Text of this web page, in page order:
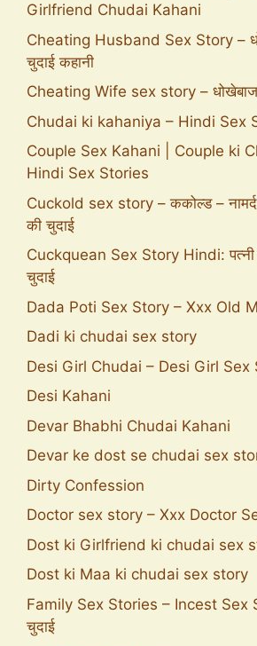
Girlfriend Chudai Kahani
Cheating Husband Sex Story –
चुदाई कहानी
Cheating Wife sex story – धोखेबाज
Chudai ki kahaniya – Hindi Sex
Couple Sex Kahani | Couple ki
Hindi Sex Stories
Cuckold sex story – ककोल्ड – नामर्द
की चुदाई
Cuckquean Sex Story Hindi: पत्नी
चुदाई
Dada Poti Sex Story – Xxx Old
Dadi ki chudai sex story
Desi Girl Chudai – Desi Girl Sex
Desi Kahani
Devar Bhabhi Chudai Kahani
Devar ke dost se chudai sex
Dirty Confession
Doctor sex story – Xxx Doctor
Dost ki Girlfriend ki chudai sex
Dost ki Maa ki chudai sex story
Family Sex Stories – Incest Sex
चुदाई